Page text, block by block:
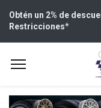
Obtén un 2% de
Restricciones*